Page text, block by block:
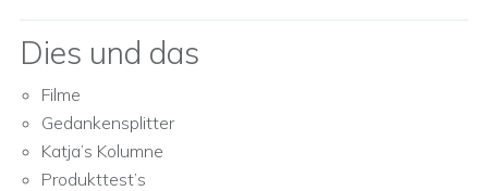
Dies und das
Filme
Gedankensplitter
Katja’s Kolumne
Produkttest’s